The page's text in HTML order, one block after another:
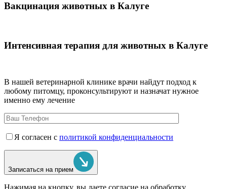
Вакцинация животных в Калуге
Интенсивная терапия для животных в Калуге
В нашей ветеринарной клинике врачи найдут подход к
любому питомцу, проконсультируют и назначат нужное
именно ему лечение
Я согласен с политикой конфиденциальности
Записаться на прием